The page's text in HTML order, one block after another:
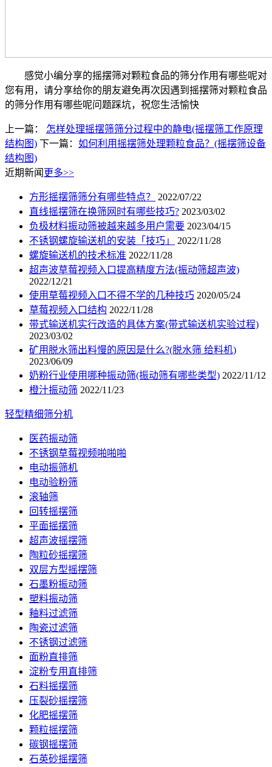
感觉小编分享的摇摆筛对颗粒食品的筛分作用有哪些呢对
您有用，请分享给你的朋友避免再次因遇到摇摆筛对颗粒食品
的筛分作用有哪些呢问题踩坑，祝您生活愉快
上一篇： 怎样处理摇摆筛筛分过程中的静电(摇摆筛工作原理
结构图) 下一篇： 如何利用摇摆筛处理颗粒食品？(摇摆筛设备
结构图)
近期新闻 更多>>
方形摇摆筛筛分有哪些特点？
2022/07/22
直线摇摆筛在换筛网时有哪些技巧? 2023/03/02
负极材料振动筛被越来越多用户需要 2023/04/15
不锈钢螺旋输送机的安装「技巧」
2022/11/28
螺旋输送机的技术标准 2022/11/28
超声波草莓视频入口提高精度方法(振动筛超声波)
2022/12/21
使用草莓视频入口不得不学的几种技巧 2020/05/24
草莓视频入口结构 2022/11/28
带式输送机实行改造的具体方案(带式输送机实验过程)
2023/03/02
矿用脱水筛出料慢的原因是什么?(脱水筛 给料机)
2023/06/09
奶粉行业使用哪种振动筛(振动筛有哪些类型) 2022/11/12
橙汁振动筛 2022/11/23
轻型精细筛分机
医药振动筛
不锈钢草莓视频啪啪啪
电动振筛机
电动验粉筛
滚轴筛
回转摇摆筛
平面摇摆筛
超声波摇摆筛
陶粒砂摇摆筛
双层方型摇摆筛
石墨粉振动筛
塑料振动筛
釉料过滤筛
陶瓷过滤筛
不锈钢过滤筛
面粉直排筛
淀粉专用直排筛
石料摇摆筛
压裂砂摇摆筛
化肥摇摆筛
颗粒摇摆筛
碳钢摇摆筛
石英砂摇摆筛